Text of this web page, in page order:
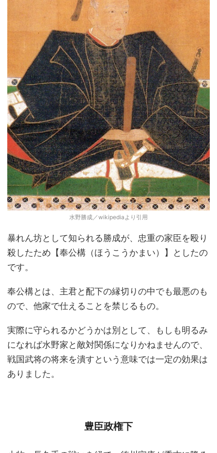
水野勝成／wikipediaより引用
暴れん坊として知られる勝成が、忠重の家臣を殴り
殺したため【奉公構（ほうこうかまい）】としたの
です。
奉公構とは、主君と配下の縁切りの中でも最悪のも
ので、他家で仕えることを禁じるもの。
実際に守られるかどうかは別として、もしも明るみ
になれば水野家と敵対関係になりかねませんので、
戦国武将の将来を潰すという意味では一定の効果は
ありました。
豊臣政権下